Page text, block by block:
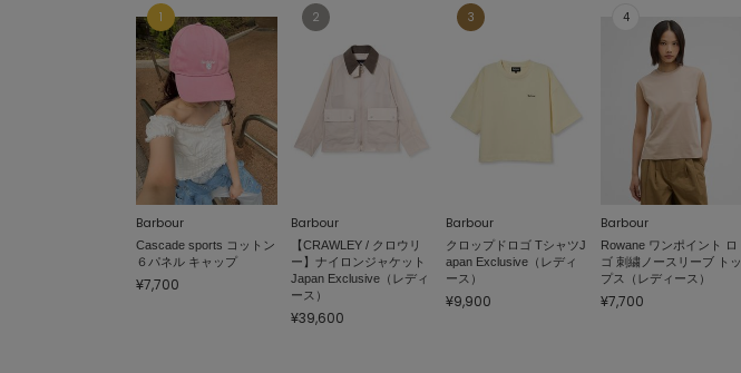
Barbour
Cascade sports コットン
６パネル キャップ
¥7,700
Barbour
【CRAWLEY / クロウリ
ー】ナイロンジャケット
Japan Exclusive（レディ
ース）
¥39,600
Barbour
クロップドロゴ TシャツJ
apan Exclusive（レディ
ース）
¥9,900
Barbour
Rowane ワンポイント ロ
ゴ 刺繍ノースリーブ トッ
プス（レディース）
¥7,700